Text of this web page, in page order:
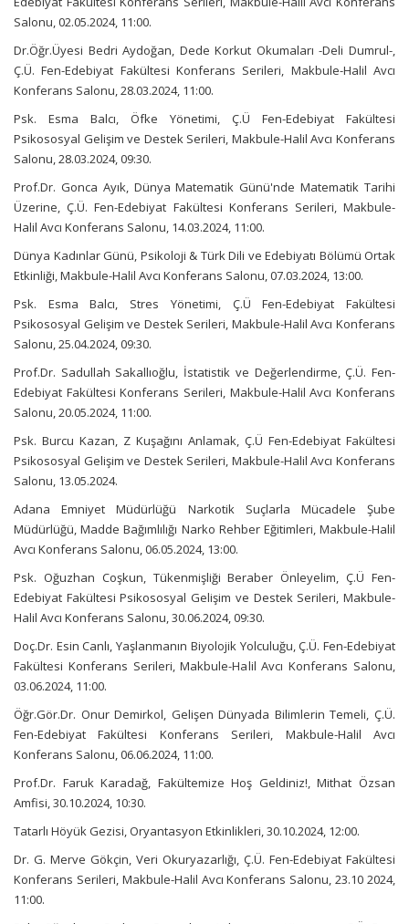
Salonu, 02.05.2024, 11:00.
Dr.Öğr.Üyesi Bedri Aydoğan, Dede Korkut Okumaları -Deli Dumrul-,
Ç.Ü. Fen-Edebiyat Fakültesi Konferans Serileri, Makbule-Halil Avcı
Konferans Salonu, 28.03.2024, 11:00.
Psk. Esma Balcı, Öfke Yönetimi, Ç.Ü Fen-Edebiyat Fakültesi
Psikososyal Gelişim ve Destek Serileri, Makbule-Halil Avcı Konferans
Salonu, 28.03.2024, 09:30.
Prof.Dr. Gonca Ayık, Dünya Matematik Günü'nde Matematik Tarihi
Üzerine, Ç.Ü. Fen-Edebiyat Fakültesi Konferans Serileri, Makbule-
Halil Avcı Konferans Salonu, 14.03.2024, 11:00.
Dünya Kadınlar Günü, Psikoloji & Türk Dili ve Edebiyatı Bölümü Ortak
Etkinliği, Makbule-Halil Avcı Konferans Salonu, 07.03.2024, 13:00.
Psk. Esma Balcı, Stres Yönetimi, Ç.Ü Fen-Edebiyat Fakültesi
Psikososyal Gelişim ve Destek Serileri, Makbule-Halil Avcı Konferans
Salonu, 25.04.2024, 09:30.
Prof.Dr. Sadullah Sakallıoğlu, İstatistik ve Değerlendirme, Ç.Ü. Fen-
Edebiyat Fakültesi Konferans Serileri, Makbule-Halil Avcı Konferans
Salonu, 20.05.2024, 11:00.
Psk. Burcu Kazan, Z Kuşağını Anlamak, Ç.Ü Fen-Edebiyat Fakültesi
Psikososyal Gelişim ve Destek Serileri, Makbule-Halil Avcı Konferans
Salonu, 13.05.2024.
Adana Emniyet Müdürlüğü Narkotik Suçlarla Mücadele Şube
Müdürlüğü, Madde Bağımlılığı Narko Rehber Eğitimleri, Makbule-Halil
Avcı Konferans Salonu, 06.05.2024, 13:00.
Psk. Oğuzhan Coşkun, Tükenmişliği Beraber Önleyelim, Ç.Ü Fen-
Edebiyat Fakültesi Psikososyal Gelişim ve Destek Serileri, Makbule-
Halil Avcı Konferans Salonu, 30.06.2024, 09:30.
Doç.Dr. Esin Canlı, Yaşlanmanın Biyolojik Yolculuğu, Ç.Ü. Fen-Edebiyat
Fakültesi Konferans Serileri, Makbule-Halil Avcı Konferans Salonu,
03.06.2024, 11:00.
Öğr.Gör.Dr. Onur Demirkol, Gelişen Dünyada Bilimlerin Temeli, Ç.Ü.
Fen-Edebiyat Fakültesi Konferans Serileri, Makbule-Halil Avcı
Konferans Salonu, 06.06.2024, 11:00.
Prof.Dr. Faruk Karadağ, Fakültemize Hoş Geldiniz!, Mithat Özsan
Amfisi, 30.10.2024, 10:30.
Tatarlı Höyük Gezisi, Oryantasyon Etkinlikleri, 30.10.2024, 12:00.
Dr. G. Merve Gökçin, Veri Okuryazarlığı, Ç.Ü. Fen-Edebiyat Fakültesi
Konferans Serileri, Makbule-Halil Avcı Konferans Salonu, 23.10 2024,
11:00.